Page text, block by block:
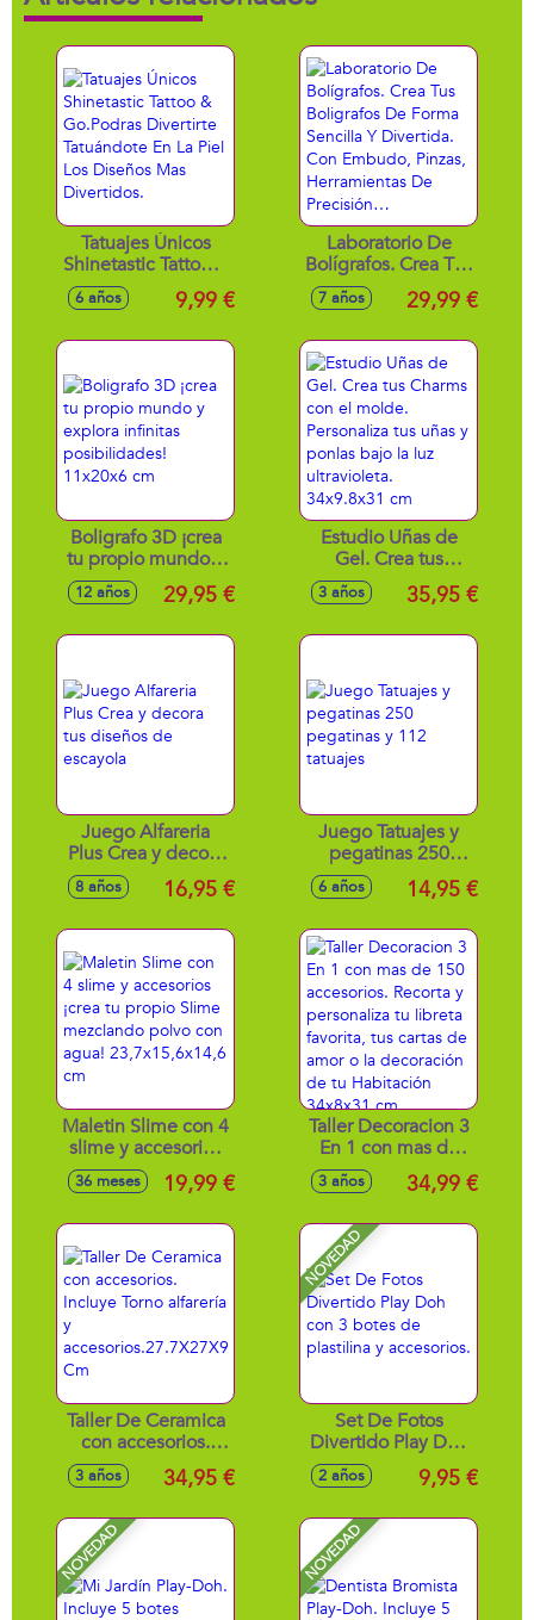
Tatuajes Únicos
Shinetastic Tattoo &
Go.Podras
Divertirte
Mas Divertidos.
6 años 9,99 €
Laboratorio De
Bolígrafos. Crea Tus
Boligrafos De
Forma Sencilla Y
Embudo, Pinzas,
Herramientas De
Precisión…
7 años 29,99 €
Boligrafo 3D ¡crea
tu propio mundo y
explora infinitas
posibilidades!
12 años 29,95 €
Estudio Uñas de
Gel. Crea tus
Charms con el
molde. Personaliza
34x9.8x31 cm
3 años 35,95 €
Juego Alfareria
Plus Crea y decora
tus diseños de
escayola
8 años 16,95 €
Juego Tatuajes y
pegatinas 250
pegatinas y 112
tatuajes
6 años 14,95 €
Maletin Slime con 4
slime y accesorios
¡crea tu propio
Slime mezclando
23,7x15,6x14,6 cm
36 meses 19,99 €
Taller Decoracion 3
En 1 con mas de
150 accesorios.
Recorta y
libreta favorita, tus
cartas de amor o la
decoración de tu
Habitación
34x8x31 cm
3 años 34,99 €
Taller De Ceramica
con accesorios.
Incluye Torno
alfarería y
Cm
3 años 34,95 €
NOVEDAD
Set De Fotos
Divertido Play Doh
con 3 botes de
plastilina y
2 años 9,95 €
NOVEDAD NOVEDAD